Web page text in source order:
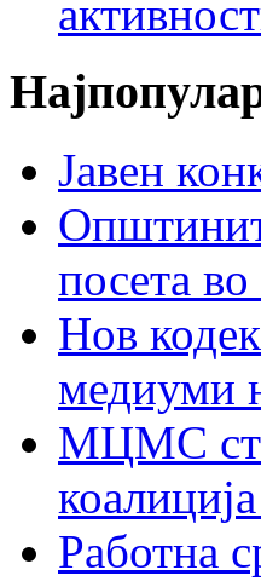
Јавен
посета
Нов
медиуми
МЦМС
Работна